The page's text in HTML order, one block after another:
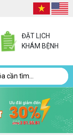
ĐẶT LỊCH
KHÁM BỆNH